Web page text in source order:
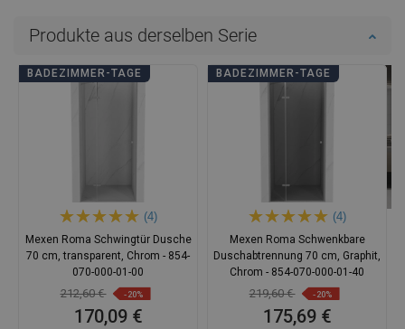
Produkte aus derselben Serie
BADEZIMMER-TAGE
(4)
Mexen Roma Schwingtür Dusche
70 cm, transparent, Chrom - 854-
070-000-01-00
212,60 € -20%
170,09 €
BADEZIMMER-TAGE
(4)
Mexen Roma Schwenkbare
Duschabtrennung 70 cm, Graphit,
Chrom - 854-070-000-01-40
219,60 € -20%
175,69 €